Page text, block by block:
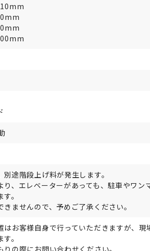
途階段上げ料が発生します。
り、エレベーターがあっても、駐車やワン
。
ませんので、予めご了承ください。
はお客様自身で行っていただきますが、現
。
の際にお問い合わせください。